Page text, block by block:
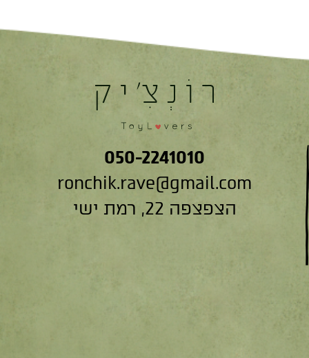
050-2241010
ronchik.rave@gmail.com
הצפצפה 22, רמת ישי